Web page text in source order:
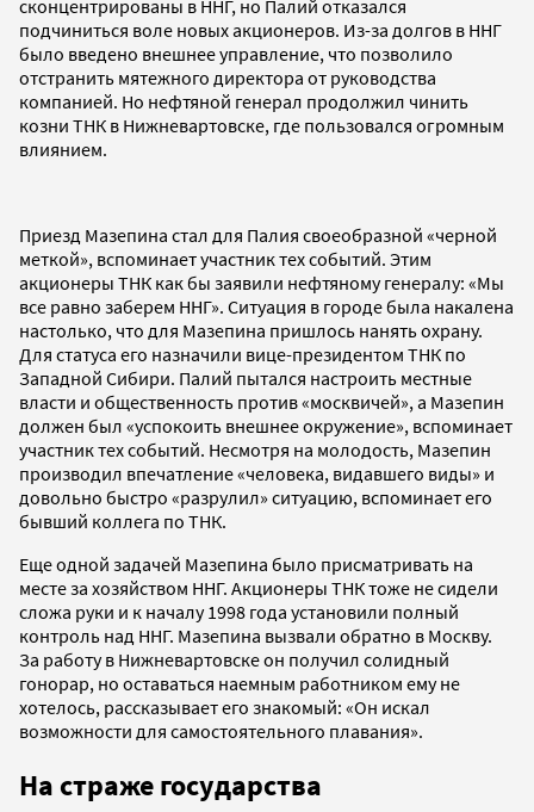
сконцентрированы в ННГ, но Палий отказался
подчиниться воле новых акционеров. Из-за долгов в ННГ
было введено внешнее управление, что позволило
отстранить мятежного директора от руководства
компанией. Но нефтяной генерал продолжил чинить
козни ТНК в Нижневартовске, где пользовался огромным
влиянием.
Приезд Мазепина стал для Палия своеобразной «черной
меткой», вспоминает участник тех событий. Этим
акционеры ТНК как бы заявили нефтяному генералу: «Мы
все равно заберем ННГ». Ситуация в городе была накалена
настолько, что для Мазепина пришлось нанять охрану.
Для статуса его назначили вице-президентом ТНК по
Западной Сибири. Палий пытался настроить местные
власти и общественность против «москвичей», а Мазепин
должен был «успокоить внешнее окружение», вспоминает
участник тех событий. Несмотря на молодость, Мазепин
производил впечатление «человека, видавшего виды» и
довольно быстро «разрулил» ситуацию, вспоминает его
бывший коллега по ТНК.
Еще одной задачей Мазепина было присматривать на
месте за хозяйством ННГ. Акционеры ТНК тоже не сидели
сложа руки и к началу 1998 года установили полный
контроль над ННГ. Мазепина вызвали обратно в Москву.
За работу в Нижневартовске он получил солидный
гонорар, но оставаться наемным работником ему не
хотелось, рассказывает его знакомый: «Он искал
возможности для самостоятельного плавания».
На страже государства